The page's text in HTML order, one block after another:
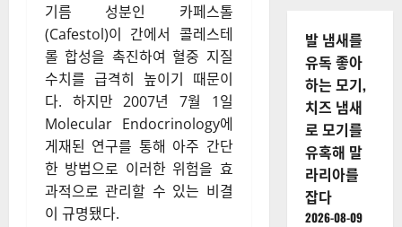
기름 성분인 카페스톨
(Cafestol)이 간에서 콜레스테
롤 합성을 촉진하여 혈중 지질
수치를 급격히 높이기 때문이
다. 하지만 2007년 7월 1일
Molecular Endocrinology에
게재된 연구를 통해 아주 간단
한 방법으로 이러한 위험을 효
과적으로 관리할 수 있는 비결
이 규명됐다.
발 냄새를
유독 좋아
하는 모기,
치즈 냄새
로 모기를
유혹해 말
라리아를
잡다
2026-08-09